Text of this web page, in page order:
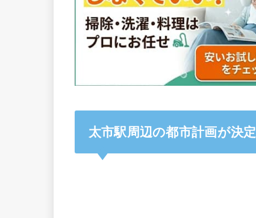
太市駅周辺の都市計画が決定